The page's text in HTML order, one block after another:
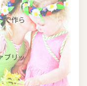
で作ら
ブリッ